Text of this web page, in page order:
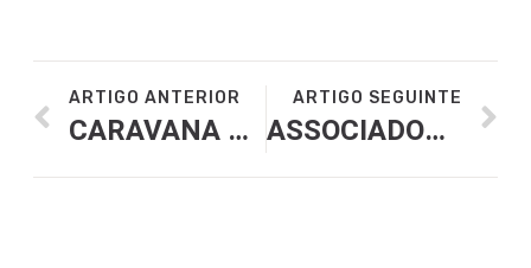
ARTIGO ANTERIOR
CARAVANA PARA CONGRESSO DA ABRASEL, EM BRASÍLIA
ARTIGO SEGUINTE
ASSOCIADOS SINDIBARES E ABRASEL-GO PARTICIPAM DE CONGRESSO EM BRASÍLIA